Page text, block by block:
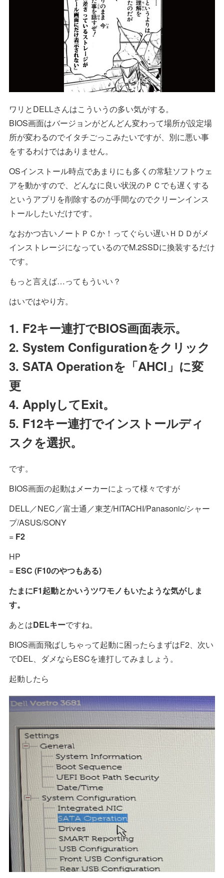
ワリとDELLさんはこういうの多い気がする。
BIOS画面はバージョンがどんどん変わって場所が設定場
所が変わるのでイタチごっこみたいですが、別に悪い事
をするわけではありません。
OSインストール時点であまりにも多くの常駐ソフトウェ
アを動かすので、どんなに良い状況のＰＣでも遅くする
というアプリを削除するのが手間なのでクリーンインス
トールしたいだけです。
なおかつ古いノートＰＣか！ってぐらい遅いＨＤＤがメ
インストレージになっているのでM.2SSDに換装するだけ
です。
もっと言えば…ってもういい？
はいではやり方。
1. F2キー連打でBIOS画面表示。
2. System Configurationをクリック
3. SATA Operationを「AHCI」に変
更
4. ApplyしてExit。
5. F12キー連打でインストールディ
スクを選択。
です。
BIOS画面の起動はメーカーによって様々ですが
DELL／NEC／富士通／東芝/HITACHI/Panasonic/シャー
プ/ASUS/SONY
= F2
HP
= ESC (F10のやつもある)
たまにF1起動とかいうツワモノもいたような気がしま
す。
あとはDELキーですね。
BIOS画面飛ばしちゃって起動に困ったらまずはF2、次い
でDEL、ダメならESCを連打してみましょう。
起動したら